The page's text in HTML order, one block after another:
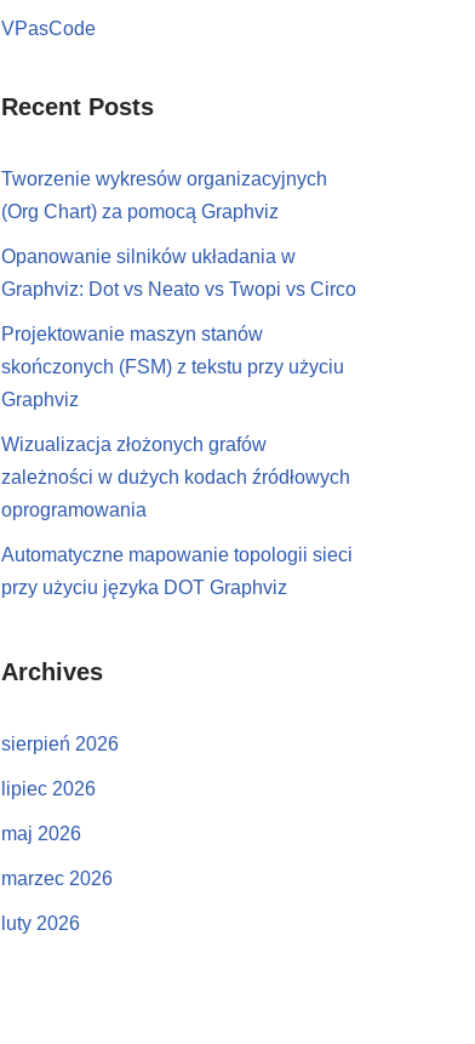
VPasCode
Recent Posts
Tworzenie wykresów organizacyjnych
(Org Chart) za pomocą Graphviz
Opanowanie silników układania w
Graphviz: Dot vs Neato vs Twopi vs Circo
Projektowanie maszyn stanów
skończonych (FSM) z tekstu przy użyciu
Graphviz
Wizualizacja złożonych grafów
zależności w dużych kodach źródłowych
oprogramowania
Automatyczne mapowanie topologii sieci
przy użyciu języka DOT Graphviz
Archives
sierpień 2026
lipiec 2026
maj 2026
marzec 2026
luty 2026